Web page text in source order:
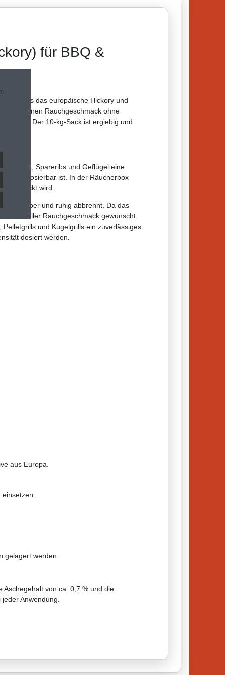
für BBQ &
gilt als das europäische Hickory und
Rauchgeschmack ohne
Der 10-kg-Sack ist ergiebig und
Pork, Spareribs und Geflügel eine
gut dosierbar ist. In der Räucherbox
überdeckt wird.
sauber und ruhig abbrennt. Da das
Rauchgeschmack gewünscht
und Kugelgrills ein zuverlässiges
dosiert werden.
aus Europa.
einsetzen.
gelagert werden.
Aschegehalt von ca. 0,7 % und die
Anwendung.